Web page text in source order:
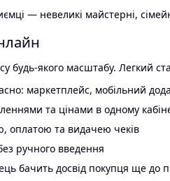
— невеликі майстерні,
будь-якого масштабу. Легкий
маркетплейс, мобільний
та цінами в одному
оплатою та видачею чеків
ручного введення
бачить досвід покупця ще до